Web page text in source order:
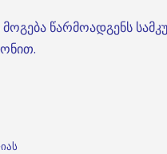
წარმოადგენს